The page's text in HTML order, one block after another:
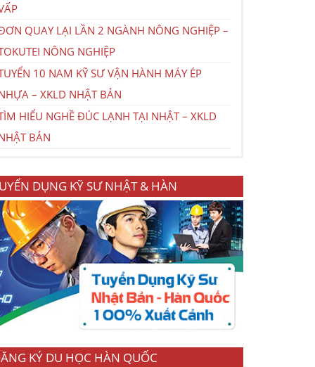
QUAY LẠI LẦN 2 NGÀNH NÔNG NGHIỆP –
NÔNG NGHIỆP
10 NAM KỸ SƯ VẬN HÀNH MÁY ÉP
– XKLD NHẬT BẢN
HIỂU NGHỀ ĐÚC LẠNH TẠI NHẬT – XKLD
BẢN
DỤNG KỸ SƯ NHẬT & HÀN
KÝ DU HỌC HÀN QUỐC